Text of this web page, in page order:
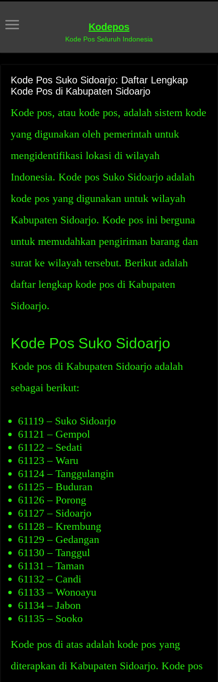
Kodepos
Kode Pos Seluruh Indonesia
Kode Pos Suko Sidoarjo: Daftar Lengkap
Kode Pos di Kabupaten Sidoarjo
Kode pos, atau kode pos, adalah sistem kode
yang digunakan oleh pemerintah untuk
mengidentifikasi lokasi di wilayah
Indonesia. Kode pos Suko Sidoarjo adalah
kode pos yang digunakan untuk wilayah
Kabupaten Sidoarjo. Kode pos ini berguna
untuk memudahkan pengiriman barang dan
surat ke wilayah tersebut. Berikut adalah
daftar lengkap kode pos di Kabupaten
Sidoarjo.
Kode Pos Suko Sidoarjo
Kode pos di Kabupaten Sidoarjo adalah
sebagai berikut:
61119 – Suko Sidoarjo
61121 – Gempol
61122 – Sedati
61123 – Waru
61124 – Tanggulangin
61125 – Buduran
61126 – Porong
61127 – Sidoarjo
61128 – Krembung
61129 – Gedangan
61130 – Tanggul
61131 – Taman
61132 – Candi
61133 – Wonoayu
61134 – Jabon
61135 – Sooko
Kode pos di atas adalah kode pos yang
diterapkan di Kabupaten Sidoarjo. Kode pos